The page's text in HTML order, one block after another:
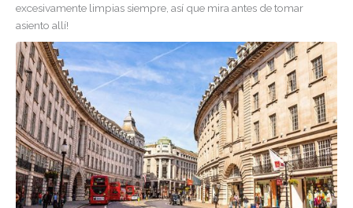
excesivamente limpias siempre, así que mira antes de tomar
asiento allí!